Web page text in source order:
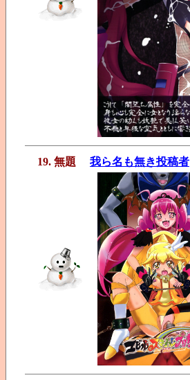
19. 無題 我ら名も無き投稿者